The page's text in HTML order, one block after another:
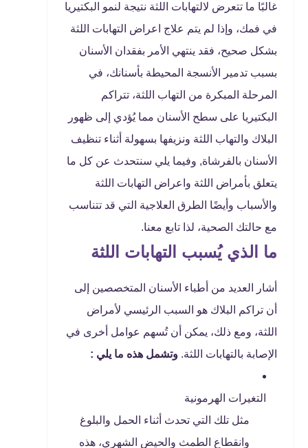
غالبًا ما تتعرض لالتهابات اللثة نتيجة لنمو البكتيريا
في فمك، وإذا لم يتم علاج اعراض التهابات اللثة
بشكل صحيح، فقد ينتهي الأمر بفقدان الأسنان
بسبب تدمير الأنسجة المحيطة بأسنانك، في
المرحلة المبكرة من التهاب اللثة، تتراكم
البكتيريا على سطح الأسنان مما يُؤدي إلى ظهور
البلاك والتهاب اللثة ونزيفها بسهولة أثناء تنظيف
الأسنان بالفرشاة, وفيما يلي سنتحدث عن كل ما
يتعلق بأمراض اللثة واعراض التهابات اللثة
والأسباب وأيضًا الطرق العلاجية التي قد تتناسب
مع حالتك الصحية، لذا تابع معنا.
ما الذي يُسبب التهابات اللثة
أشار العديد من أطباء الأسنان المتخصصين إلى
أن تراكم البلاك هو السبب الرئيسي لأمراض
اللثة، ومع ذلك، يمكن أن تُسهم عوامل أخرى في
الإصابة بالتهابات اللثة. وتشمل هذه ما يلي :
التغيرات الهرمونية
مثل تلك التي تحدث أثناء الحمل والبلوغ
وانقطاع الطمث والحيض الشهري، هذه